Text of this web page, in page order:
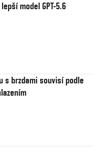
model GPT-5.6
s brzdami souvisí podle